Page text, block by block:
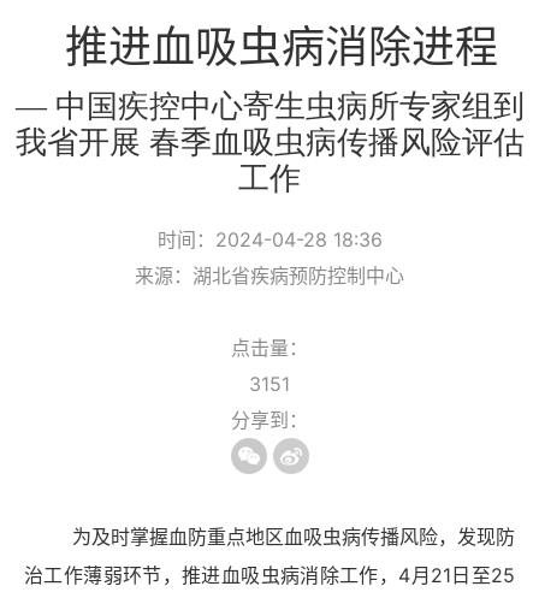
推进血吸虫病消除进程
— 中国疾控中心寄生虫病所专家组到
我省开展 春季血吸虫病传播风险评估
工作
时间：2024-04-28 18:36
来源：湖北省疾病预防控制中心
点击量：
3151
分享到：
为及时掌握血防重点地区血吸虫病传播风险，发现防
治工作薄弱环节，推进血吸虫病消除工作， 4月21 日至25